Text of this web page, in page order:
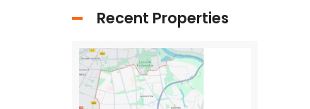
Recent Properties